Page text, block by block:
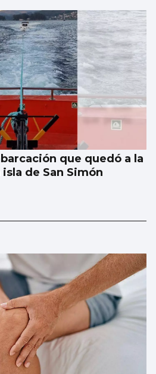
que quedó a la
de San Simón
en su vivienda de